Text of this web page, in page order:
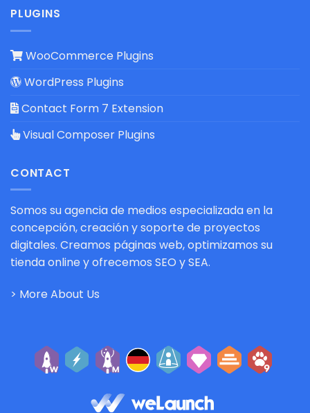
PLUGINS
WooCommerce Plugins
WordPress Plugins
Contact Form 7 Extension
Visual Composer Plugins
CONTACT
Somos su agencia de medios especializada en la
concepción, creación y soporte de proyectos
digitales. Creamos páginas web, optimizamos su
tienda online y ofrecemos SEO y SEA.
> More About Us